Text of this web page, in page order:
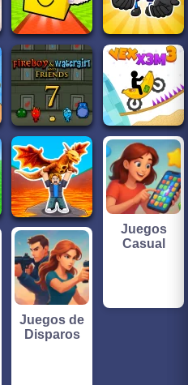
Juegos
Casual
Juegos de
Disparos